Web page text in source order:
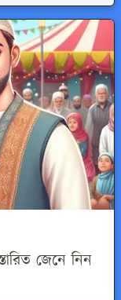
জেনে নিন